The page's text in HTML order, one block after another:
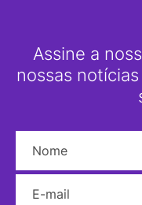
Assine a
nossas